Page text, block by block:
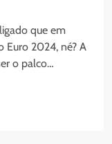
que em
Euro 2024, né? A
o palco…